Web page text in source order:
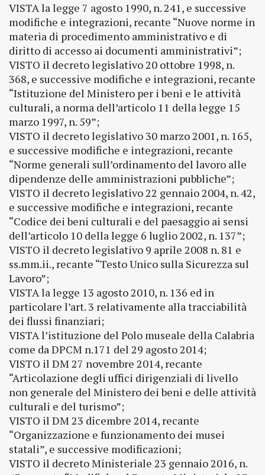
VISTA la legge 7 agosto 1990, n. 241, e successive
modifiche e integrazioni, recante “Nuove norme in
materia di procedimento amministrativo e di
diritto di accesso ai documenti amministrativi”;
VISTO il decreto legislativo 20 ottobre 1998, n.
368, e successive modifiche e integrazioni, recante
“Istituzione del Ministero per i beni e le attività
culturali, a norma dell’articolo 11 della legge 15
marzo 1997, n. 59”;
VISTO il decreto legislativo 30 marzo 2001, n. 165,
e successive modifiche e integrazioni, recante
“Norme generali sull’ordinamento del lavoro alle
dipendenze delle amministrazioni pubbliche”;
VISTO il decreto legislativo 22 gennaio 2004, n. 42,
e successive modifiche e integrazioni, recante
“Codice dei beni culturali e del paesaggio ai sensi
dell’articolo 10 della legge 6 luglio 2002, n. 137”;
VISTO il decreto legislativo 9 aprile 2008 n. 81 e
ss.mm.ii., recante “Testo Unico sulla Sicurezza sul
Lavoro”;
VISTA la legge 13 agosto 2010, n. 136 ed in
particolare l’art. 3 relativamente alla tracciabilità
dei flussi finanziari;
VISTA l’istituzione del Polo museale della Calabria
come da DPCM n.171 del 29 agosto 2014;
VISTO il DM 27 novembre 2014, recante
“Articolazione degli uffici dirigenziali di livello
non generale del Ministero dei beni e delle attività
culturali e del turismo”;
VISTO il DM 23 dicembre 2014, recante
“Organizzazione e funzionamento dei musei
statali”, e successive modificazioni;
VISTO il decreto Ministeriale 23 gennaio 2016, n.